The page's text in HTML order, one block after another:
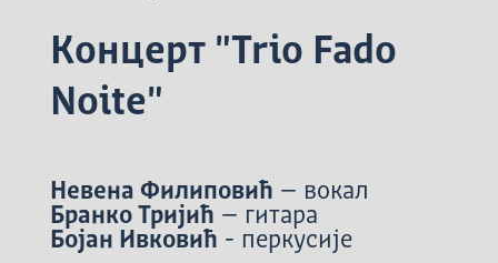
Концерт "Trio Fado
Noite"
Невена Филиповић – вокал
Бранко Тријић – гитара
Бојан Ивковић - перкусије